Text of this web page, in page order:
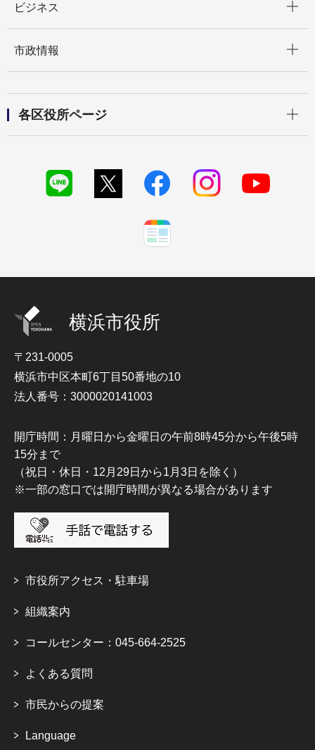
ビジネス
市政情報
各区役所ページ
横浜市役所
〒231-0005
横浜市中区本町6丁目50番地の10
法人番号：3000020141003
開庁時間：月曜日から金曜日の午前8時45分から午後5時
15分まで
（祝日・休日・12月29日から1月3日を除く）
※一部の窓口では開庁時間が異なる場合があります
市役所アクセス・駐車場
組織案内
コールセンター：045-664-2525
よくある質問
市民からの提案
Language